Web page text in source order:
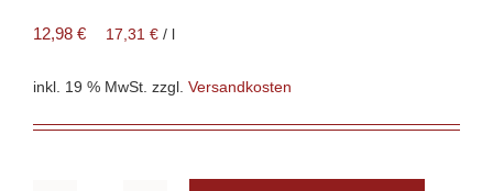
12,98 € 17,31 € /
inkl. 19 % MwSt. zzgl. Versandkosten